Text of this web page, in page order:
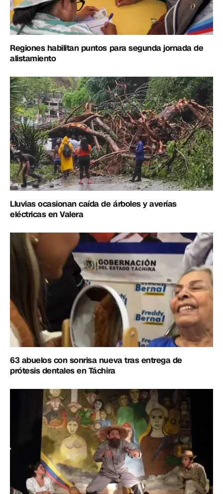
Regiones habilitan puntos para segunda jornada de
alistamiento
Lluvias ocasionan caída de árboles y averías
eléctricas en Valera
63 abuelos con sonrisa nueva tras entrega de
prótesis dentales en Táchira